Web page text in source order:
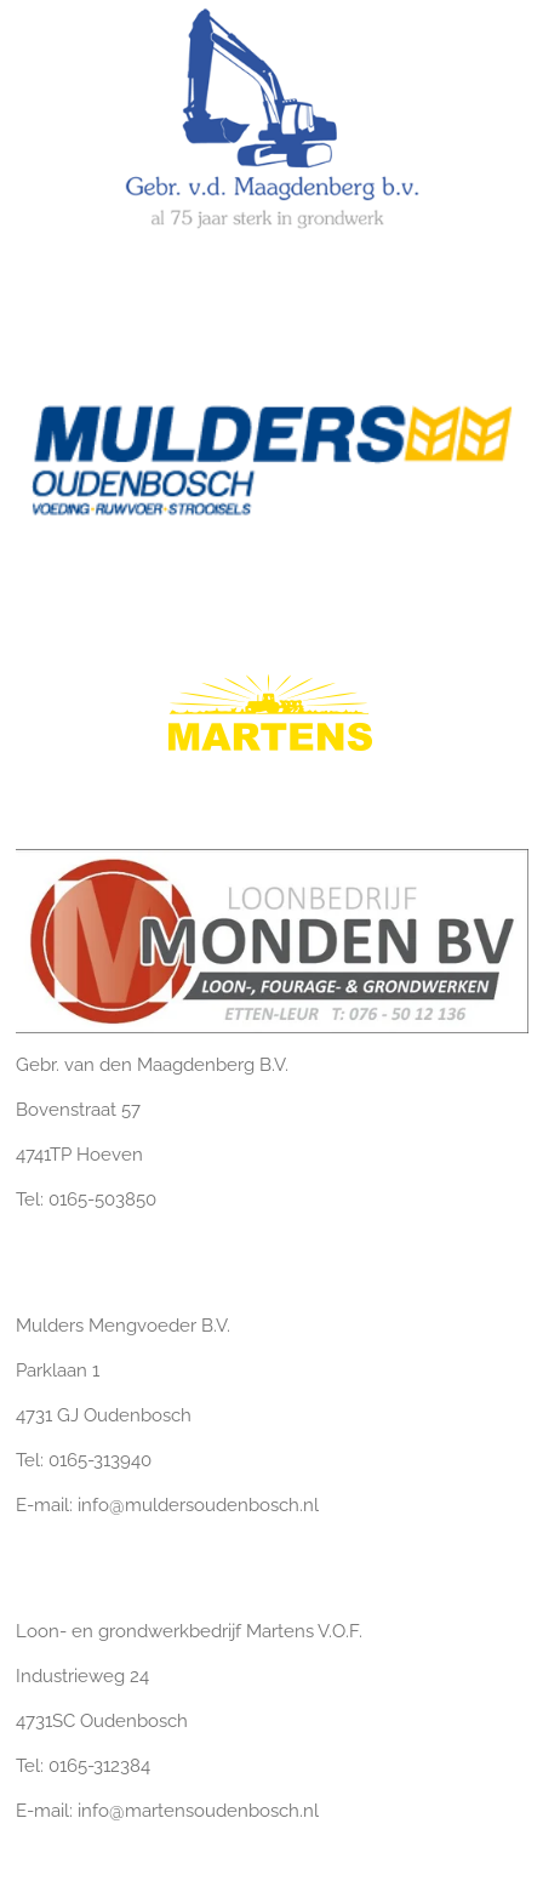
Gebr. van den Maagdenberg B.V.
Bovenstraat 57
4741TP Hoeven
Tel: 0165-503850
Mulders Mengvoeder B.V.
Parklaan 1
4731 GJ Oudenbosch
Tel: 0165-313940
E-mail: info@muldersoudenbosch.nl
Loon- en grondwerkbedrijf Martens V.O.F.
Industrieweg 24
4731SC Oudenbosch
Tel: 0165-312384
E-mail: info@martensoudenbosch.nl